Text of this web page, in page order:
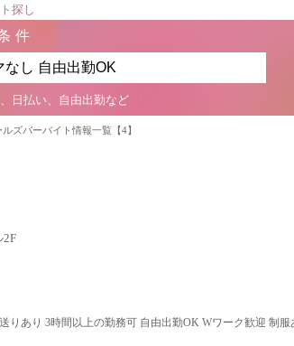
探し
件
日払い、自由出勤など
ズバーバイト情報一覧【4】
2F
あり 3時間以上の勤務可 自由出勤OK Wワーク歓迎 制服